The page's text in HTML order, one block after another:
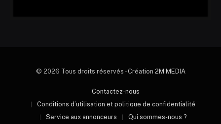
© 2026 Tous droits réservés - Création 2M MEDIA
Contactez-nous
Conditions d’utilisation et politique de confidentialité
Service aux annonceurs
Qui sommes-nous ?